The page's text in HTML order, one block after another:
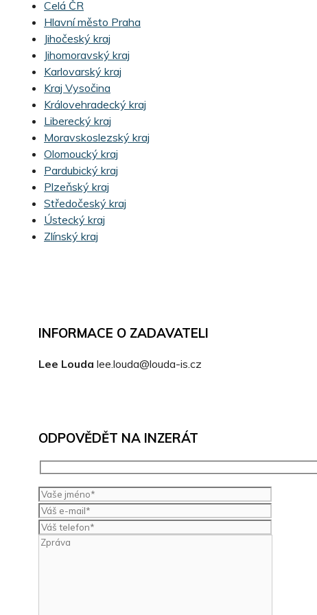
Celá ČR
Hlavní město Praha
Jihočeský kraj
Jihomoravský kraj
Karlovarský kraj
Kraj Vysočina
Královehradecký kraj
Liberecký kraj
Moravskoslezský kraj
Olomoucký kraj
Pardubický kraj
Plzeňský kraj
Středočeský kraj
Ústecký kraj
Zlínský kraj
INFORMACE O ZADAVATELI
Lee Louda lee.louda@louda-is.cz
ODPOVĚDĚT NA INZERÁT